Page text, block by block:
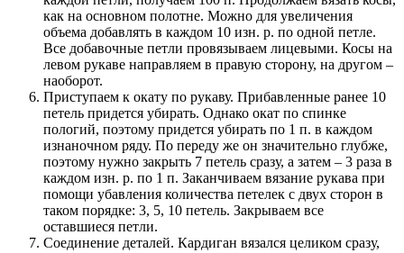
как на основном полотне. Можно для увеличения
объема добавлять в каждом 10 изн. р. по одной петле.
Все добавочные петли провязываем лицевыми. Косы на
левом рукаве направляем в правую сторону, на другом –
наоборот.
Приступаем к окату по рукаву. Прибавленные ранее 10
петель придется убирать. Однако окат по спинке
пологий, поэтому придется убирать по 1 п. в каждом
изнаночном ряду. По переду же он значительно глубже,
поэтому нужно закрыть 7 петель сразу, а затем – 3 раза в
каждом изн. р. по 1 п. Заканчиваем вязание рукава при
помощи убавления количества петелек с двух сторон в
таком порядке: 3, 5, 10 петель. Закрываем все
оставшиеся петли.
Соединение деталей. Кардиган вязался целиком сразу,